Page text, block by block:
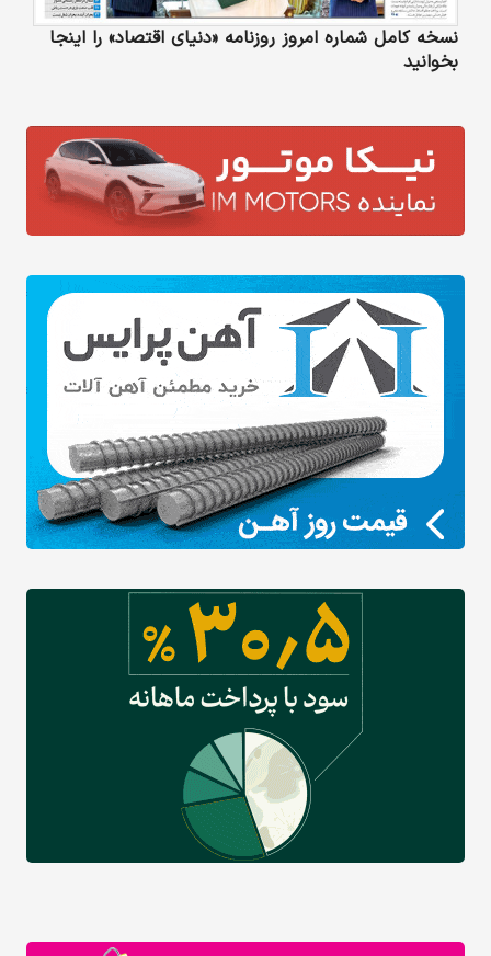
نسخه کامل شماره امروز روزنامه «دنیای‌ اقتصاد» را اینجا
بخوانید